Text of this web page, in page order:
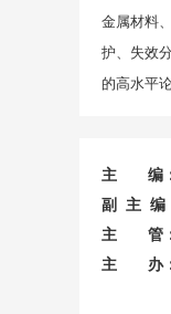
金属材料
护、失效
的高水平论
主 编
副 主 编
主 管
主 办